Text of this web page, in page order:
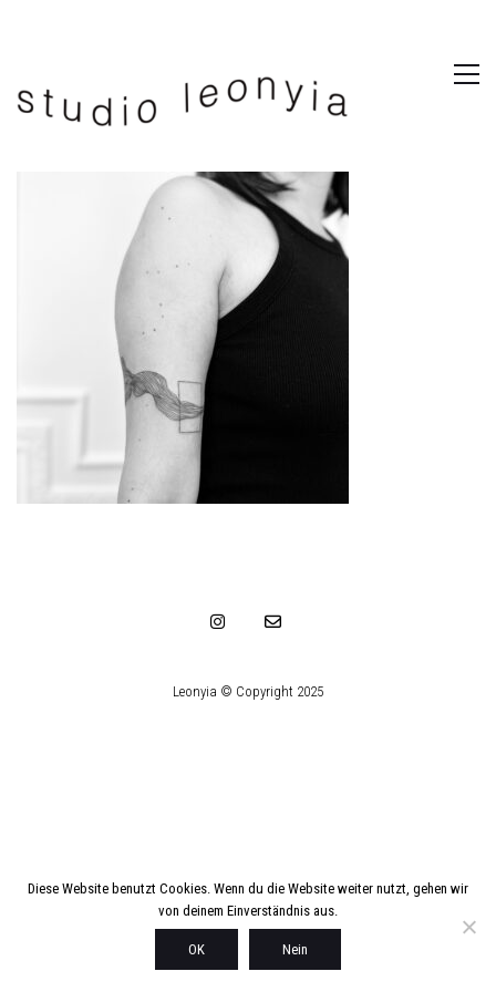
Leonyia © Copyright 2025
Diese Website benutzt Cookies. Wenn du die Website weiter nutzt, gehen wir
von deinem Einverständnis aus.
OK Nein